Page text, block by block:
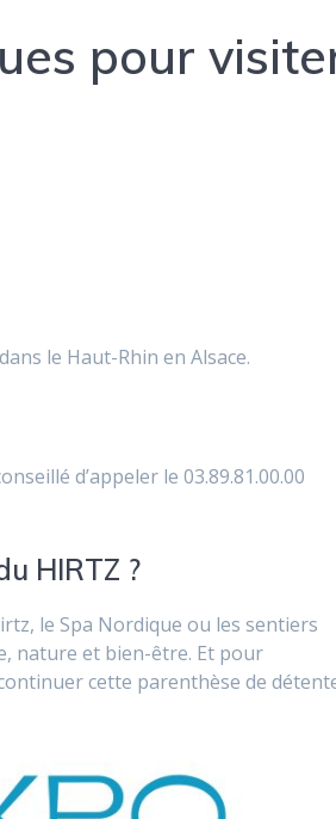
pour
le Haut-Rhin en Alsace.
d’appeler le 03.89.81.00.00
HIRTZ ?
le Spa Nordique ou les sentiers
nature et bien-être. Et pour
cette parenthèse de